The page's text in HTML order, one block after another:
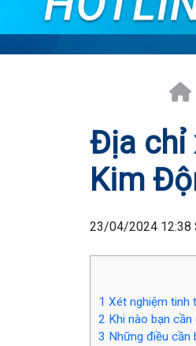
Địa chỉ
Kim
23/04/2024 12:38
1 Xét nghiệm tinh
2 Khi nào bạn
3 Những điều cần